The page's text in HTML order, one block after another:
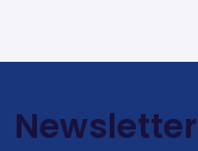
Newsletter